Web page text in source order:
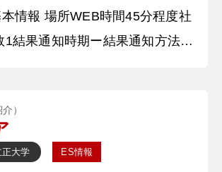
に〇〇につい
1結果通知時期ー結果通知方法メ
大学で何を意識しながら取り組
述べました。また、学校外で力
ことや趣味について軽く触れ、
）
正大学 ES情報